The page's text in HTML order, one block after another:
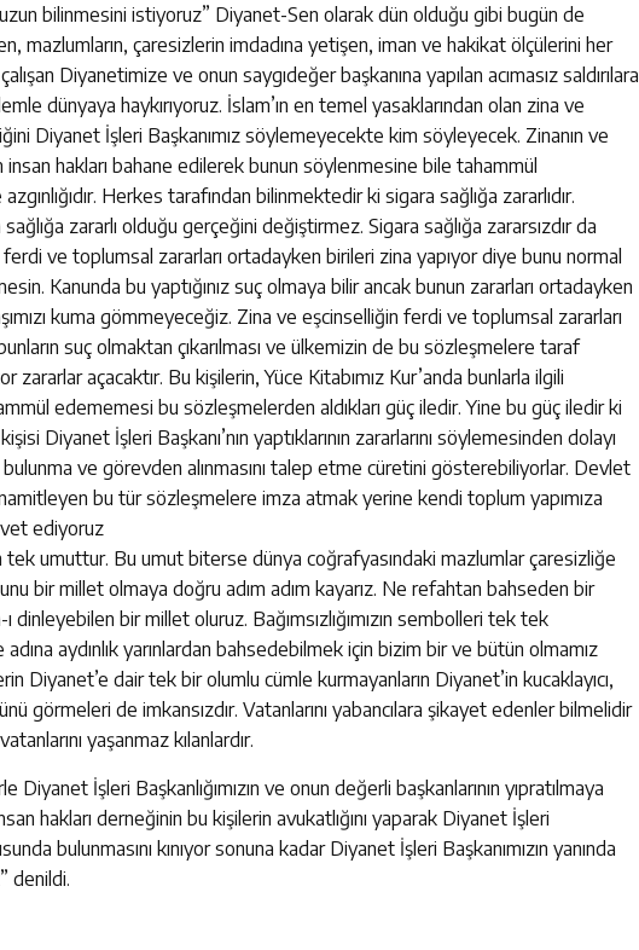
bilinmesini istiyoruz” Diyanet-Sen olarak dün olduğu gibi bugün de
mazlumların, çaresizlerin imdadına yetişen, iman ve hakikat ölçülerini her
Diyanetimize ve onun saygıdeğer başkanına yapılan acımasız saldırılara
dünyaya haykırıyoruz. İslam’ın en temel yasaklarından olan zina ve
Diyanet İşleri Başkanımız söylemeyecekte kim söyleyecek. Zinanın ve
insan hakları bahane edilerek bunun söylenmesine bile tahammül
Herkes tarafından bilinmektedir ki sigara sağlığa zararlıdır.
zararlı olduğu gerçeğini değiştirmez. Sigara sağlığa zararsızdır da
ve toplumsal zararları ortadayken birileri zina yapıyor diye bunu normal
Kanunda bu yaptığınız suç olmaya bilir ancak bunun zararları ortadayken
kuma gömmeyeceğiz. Zina ve eşcinselliğin ferdi ve toplumsal zararları
suç olmaktan çıkarılması ve ülkemizin de bu sözleşmelere taraf
zararlar açacaktır. Bu kişilerin, Yüce Kitabımız Kur’anda bunlarla ilgili
edememesi bu sözleşmelerden aldıkları güç iledir. Yine bu güç iledir ki
Diyanet İşleri Başkanı’nın yaptıklarının zararlarını söylemesinden dolayı
ve görevden alınmasını talep etme cüretini gösterebiliyorlar. Devlet
bu tür sözleşmelere imza atmak yerine kendi toplum yapımıza
ediyoruz
umuttur. Bu umut biterse dünya coğrafyasındaki mazlumlar çaresizliğe
bir millet olmaya doğru adım adım kayarız. Ne refahtan bahseden bir
dinleyebilen bir millet oluruz. Bağımsızlığımızın sembolleri tek tek
aydınlık yarınlardan bahsedebilmek için bizim bir ve bütün olmamız
Diyanet’e dair tek bir olumlu cümle kurmayanların Diyanet’in kucaklayıcı,
görmeleri de imkansızdır. Vatanlarını yabancılara şikayet edenler bilmelidir
yaşanmaz kılanlardır.
Diyanet İşleri Başkanlığımızın ve onun değerli başkanlarının yıpratılmaya
insan hakları derneğinin bu kişilerin avukatlığını yaparak Diyanet İşleri
bulunmasını kınıyor sonuna kadar Diyanet İşleri Başkanımızın yanında
denildi.